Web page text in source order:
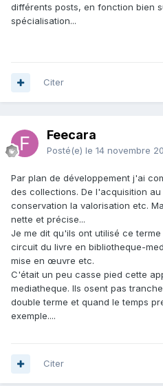
différents posts, en fonction bien
spécialisation...
Citer
Feecara
Posté(e) le 14 novembre
Par plan de développement j'ai
des collections. De l'acquisition
conservation la valorisation etc.
nette et précise...
Je me dit qu'ils ont utilisé ce
circuit du livre en bibliotheque-
mise en œuvre etc.
C'était un peu casse pied cette
mediatheque. Ils osent pas
double terme et quand le temps
exemple....
Citer